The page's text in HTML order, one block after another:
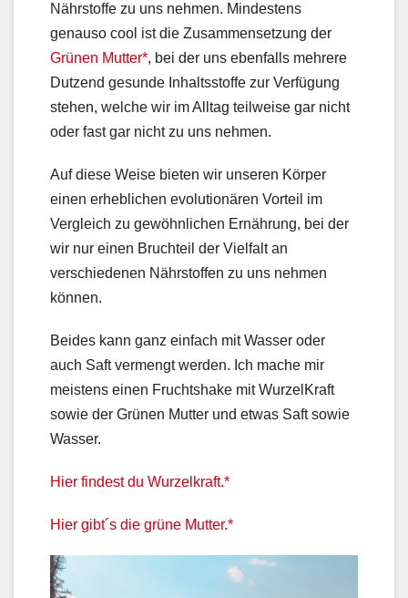
Nährstoffe zu uns nehmen. Mindestens
genauso cool ist die Zusammensetzung der
Grünen Mutter*, bei der uns ebenfalls mehrere
Dutzend gesunde Inhaltsstoffe zur Verfügung
stehen, welche wir im Alltag teilweise gar nicht
oder fast gar nicht zu uns nehmen.
Auf diese Weise bieten wir unseren Körper
einen erheblichen evolutionären Vorteil im
Vergleich zu gewöhnlichen Ernährung, bei der
wir nur einen Bruchteil der Vielfalt an
verschiedenen Nährstoffen zu uns nehmen
können.
Beides kann ganz einfach mit Wasser oder
auch Saft vermengt werden. Ich mache mir
meistens einen Fruchtshake mit WurzelKraft
sowie der Grünen Mutter und etwas Saft sowie
Wasser.
Hier findest du Wurzelkraft.*
Hier gibt´s die grüne Mutter.*